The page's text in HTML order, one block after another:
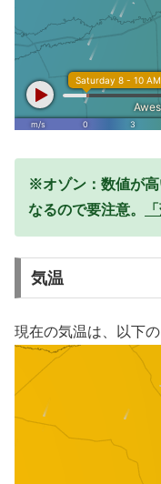
※オゾン：数値が高
なるので要注意。
気温
現在の気温は、以下の